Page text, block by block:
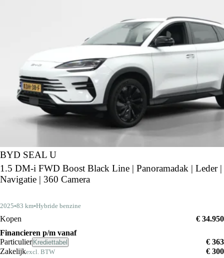
BYD SEAL U
1.5 DM-i FWD Boost Black Line | Panoramadak | Leder |
Navigatie | 360 Camera
2025 83 km Hybride benzine
Kopen
€ 34.950
Financieren p/m vanaf
Particulier Krediettabel
€ 363
Zakelijkexcl. BTW € 300